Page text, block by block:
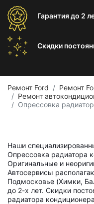
Гарантиядо 2
Скидки
Ремонт Ford
Ремонт
Ремонт
Опрессовка
Наши
Опрессовка радиатора
Оригинальные и
Автосервисы
Подмосковье (Химки,
до 2-х лет. Скидки
радиатора